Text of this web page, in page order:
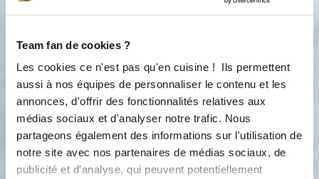
Team fan de cookies ?
Les cookies ce n'est pas qu'en cuisine ! Ils permettent
aussi à nos équipes de personnaliser le contenu et les
annonces, d'offrir des fonctionnalités relatives aux
médias sociaux et d'analyser notre trafic. Nous
partageons également des informations sur l'utilisation de
notre site avec nos partenaires de médias sociaux, de
publicité et d'analyse, qui peuvent potentiellement
caramel soit doré, épais et qu’il se
verser sur le fond de biscuit et
remettre 1 heure au réfrigérateur.
3
Le glaçage : Faire fondre le chocolat
au bain-marie dans un cul de poule
avant de l’étaler sur le caramel.
Laisser durcir au réfrigérateur 1